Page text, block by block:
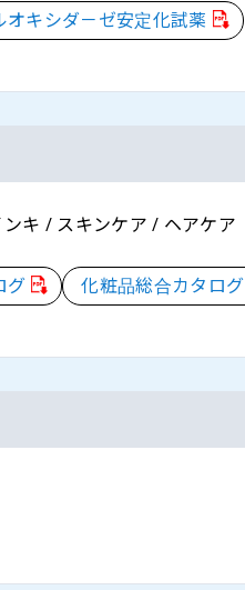
キシダ－ゼ安定化試薬
キ / スキンケア / ヘアケア
グ
化粧品総合カタログ